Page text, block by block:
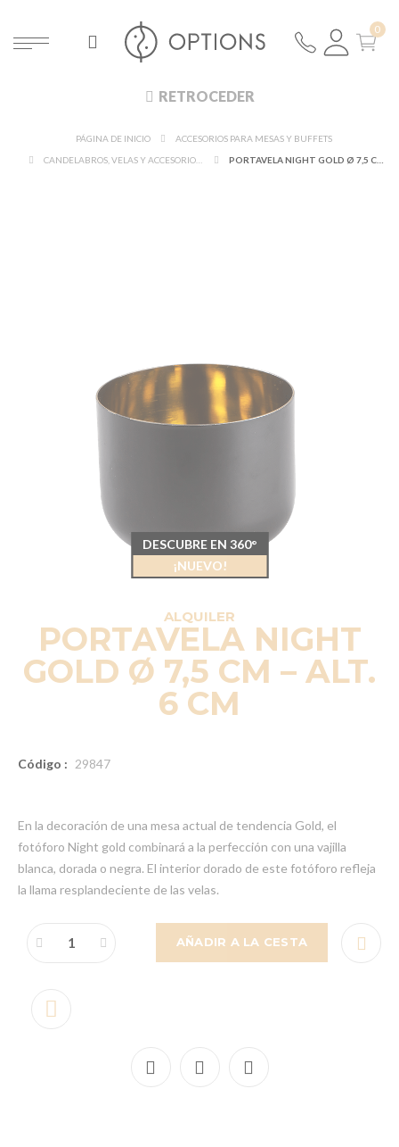
RETROCEDER
PÁGINA DE INICIO
ACCESORIOS PARA MESAS Y BUFFETS
ALQUILER
PORTAVELA NIGHT
GOLD Ø 7,5 CM – ALT.
6 CM
Código : 29847
En la decoración de una mesa actual de tendencia Gold, el
fotóforo Night gold combinará a la perfección con una vajilla
blanca, dorada o negra. El interior dorado de este fotóforo refleja
la llama resplandeciente de las velas.
AÑADIR A LA CESTA
DESCUBRE EN 360°
¡NUEVO!